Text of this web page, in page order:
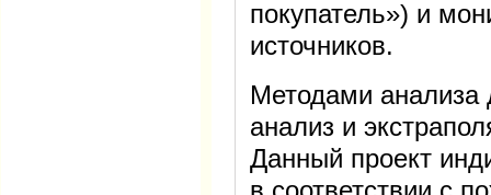
покупатель») и
источников.
Методами анализа
анализ и
Данный проект